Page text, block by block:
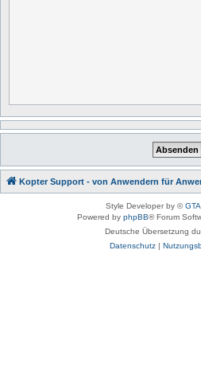
Kopter Support - von Anwendern für
Style Developer by ©
Powered by phpBB® Forum
Deutsche Übersetzung
Datenschutz|